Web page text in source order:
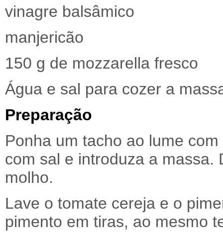
vinagre balsâmico
manjericão
150 g de mozzarella fresco
Água e sal para cozer a
Preparação
Ponha um tacho ao lume
com sal e introduza a massa.
molho.
Lave o tomate cereja e o
pimento em tiras, ao mesmo